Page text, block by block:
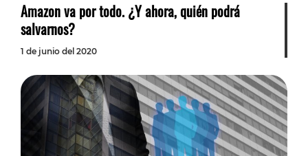
Amazon va por todo. ¿Y ahora, quién podrá
salvarnos?
1 de junio del 2020